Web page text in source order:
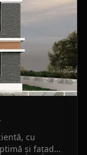
cu
și fațade